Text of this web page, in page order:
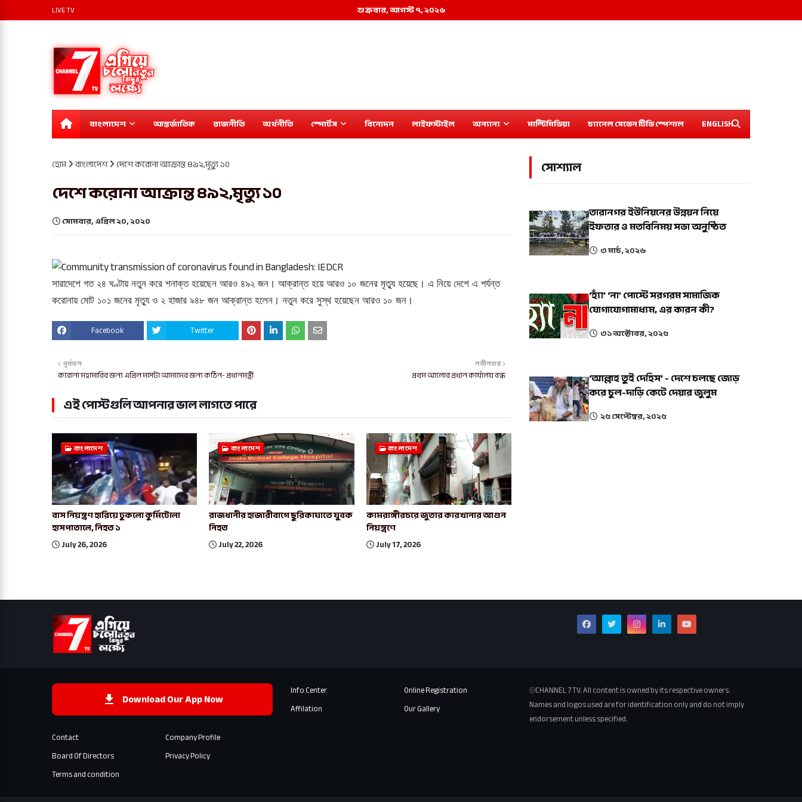
শুক্রবার, আগস্ট ৭, ২০২৬
LIVE TV
বাংলাদেশ আন্তর্জাতিক রাজনীতি অর্থনীতি স্পোর্টস বিনোদন লাইফস্টাইল অন্যান্য মাল্টিমিডিয়া চ্যানেল সেভেন টিভি স্পেশাল ENGLISH
হোম বাংলাদেশ দেশে করোনা আক্রান্ত ৪৯২,মৃত্যু ১০
দেশে করোনা আক্রান্ত ৪৯২,মৃত্যু ১০
সোমবার, এপ্রিল ২০, ২০২০
সারাদেশে গত ২৪ ঘণ্টায় নতুন করে শনাক্ত হয়েছেন আরও ৪৯২ জন। আক্রান্ত হয়ে আরও ১০ জনের মৃত্যু হয়েছে। এ নিয়ে দেশে এ পর্যন্ত
করোনায় মোট ১০১ জনের মৃত্যু ও ২ হাজার ৯৪৮ জন আক্রান্ত হলেন। নতুন করে সুস্থ হয়েছেন আরও ১০ জন।
Facebook Twitter
নবীনতর
প্রথম আলোর প্রধান কার্যালয় বন্ধ
পূর্বতন
করোনা মহামারির জন্য এপ্রিল মাসটা আমাদের জন্য কঠিন- প্রধানমন্ত্রী
এই পোস্টগুলি আপনার ভাল লাগতে পারে
বাংলাদেশ
বাস নিয়ন্ত্রণ হারিয়ে ঢুকলো কুর্মিটোলা
হাসপাতালে, নিহত ১
July 26, 2026
বাংলাদেশ
রাজধানীর হাজারীবাগে ছুরিকাঘাতে যুবক
নিহত
July 22, 2026
বাংলাদেশ
কামরাঙ্গীরচরে জুতার কারখানার আগুন
নিয়ন্ত্রণে
July 17, 2026
সোশ্যাল
তারানগর ইউনিয়নের উন্নয়ন নিয়ে
ইফতার ও মতবিনিময় সভা অনুষ্ঠিত
৩ মার্চ, ২০২৬
‘হ্যাঁ’ ‘না’ পোস্টে সরগরম সামাজিক
যোগাযোগামাধ্যম, এর কারন কী?
৩১ অক্টোবর, ২০২৫
‘আল্লাহ তুই দেহিস’ - দেশে চলছে জোড়
করে চুল-দাড়ি কেটে দেয়ার জুলুম
২৫ সেপ্টেম্বর, ২০২৫
Download Our App Now
Contact
Company Profile
Board Of Directors
Privacy Policy
Terms and condition
Info Center
Online Registration
Affilation
Our Gallery
⦾CHANNEL 7 TV. All content is owned by its respective owners.
Names and logos used are for identification only and do not imply
endorsement unless specified.